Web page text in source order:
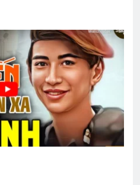
ĐI (Rabindranath
ĐĂNG PHONG K17